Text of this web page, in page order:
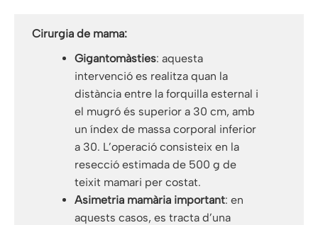
Cirurgia de mama:
Gigantomàsties: aquesta
intervenció es realitza quan la
distància entre la forquilla esternal i
el mugró és superior a 30 cm, amb
un índex de massa corporal inferior
a 30. L’operació consisteix en la
resecció estimada de 500 g de
teixit mamari per costat.
Asimetria mamària important: en
aquests casos, es tracta d’una